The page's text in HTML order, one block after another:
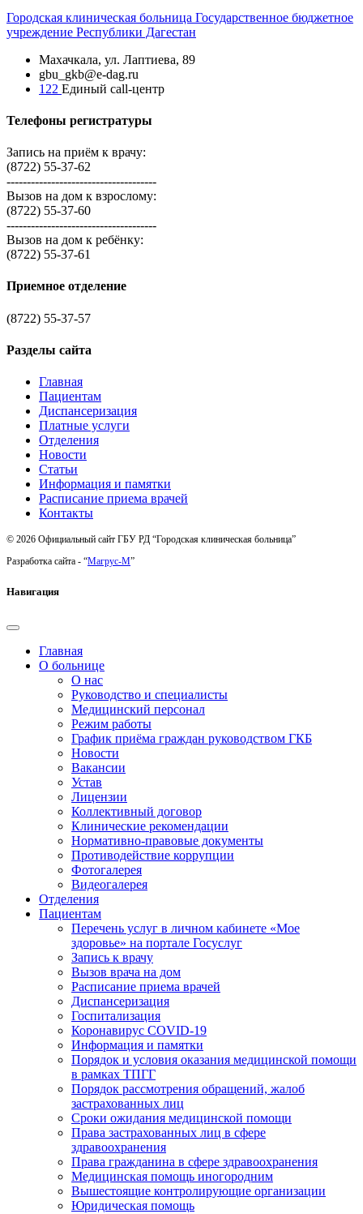
Городская клиническая больница Государственное бюджетное
учреждение Республики Дагестан
Махачкала, ​ул. Лаптиева, 89
gbu_gkb@e-dag.ru
122 Единый call-центр
Телефоны регистратуры
Запись на приём к врачу:
(8722) 55-37-62
-------------------------------------
Вызов на дом к взрослому:
(8722) 55-37-60
-------------------------------------
Вызов на дом к ребёнку:
(8722) 55-37-61
Приемное отделение
(8722) 55-37-57
Разделы сайта
Главная
Пациентам
Диспансеризация
Платные услуги
Отделения
Новости
Статьи
Информация и памятки
Расписание приема врачей
Контакты
© 2026 Официальный сайт ГБУ РД “Городская клиническая больница”
Разработка сайта - “Магрус-М”
Навигация
Главная
О больнице
О нас
Руководство и специалисты
Медицинский персонал
Режим работы
График приёма граждан руководством ГКБ
Новости
Вакансии
Устав
Лицензии
Коллективный договор
Клинические рекомендации
Нормативно-правовые документы
Противодействие коррупции
Фотогалерея
Видеогалерея
Отделения
Пациентам
Перечень услуг в личном кабинете «Мое
здоровье» на портале Госуслуг
Запись к врачу
Вызов врача на дом
Расписание приема врачей
Диспансеризация
Госпитализация
Коронавирус COVID-19
Информация и памятки
Порядок и условия оказания медицинской помощи
в рамках ТПГГ
Порядок рассмотрения обращений, жалоб
застрахованных лиц
Сроки ожидания медицинской помощи
Права застрахованных лиц в сфере
здравоохранения
Права гражданина в сфере здравоохранения
Медицинская помощь иногородним
Вышестоящие контролирующие организации
Юридическая помощь